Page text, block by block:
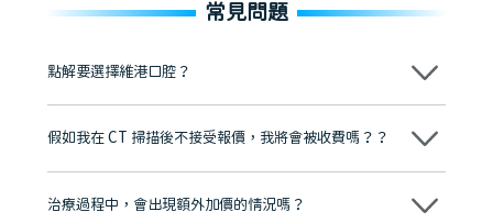
常見問題
點解要選擇維港口腔？
維港口腔踐行「醫道濟世」的大學校訓，各分院匯聚來自香港、內地的
牌」、「2025香港企業領袖品牌」，是諾貝爾種植系統全球放心植牙中
至今已服務超過三十個國家和地區的顧客，受到粵港澳大灣區及周邊城
市市民極高的口碑評價及信任推薦 珠海、深圳設有八大分院，香港亦設
有咨詢及服務保障中心，有任何問題都可以隨時預約免費咨詢，讓人十
假如我在 CT 掃描後不接受報價，我將會被收費嗎？？
不會！只要未開始實際服務之前，你不會被收取任何費用。
治療過程中，會出現額外加價的情況嗎？